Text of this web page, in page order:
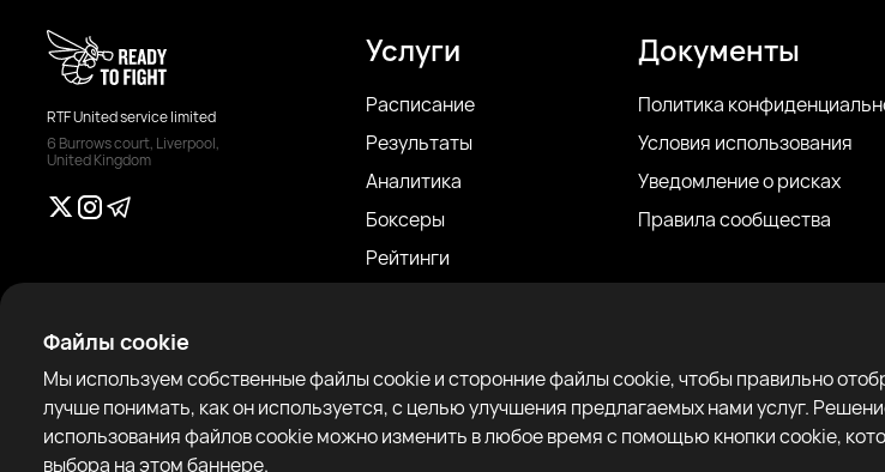
Файлы cookie
Мы используем собственные файлы cookie и сторонние файлы cookie, чтобы правильно
лучше понимать, как он используется, с целью улучшения предлагаемых нами услуг.
использования файлов cookie можно изменить в любое время с помощью кнопки cookie,
выбора на этом баннере.
RTF United service limited
6 Burrows court, Liverpool,
United Kingdom
Услуги
Расписание
Результаты
Аналитика
Боксеры
Рейтинги
Sparring Finder
Документы
Политика
Условия использования
Уведомление о рисках
Правила сообщества